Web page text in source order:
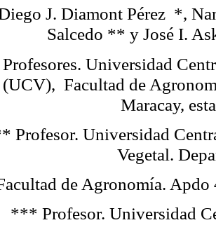
J. Diamont Pérez *,
Salcedo ** y José I.
Universidad
(UCV), Facultad de
Maracay,
Profesor. Universidad
Vegetal.
de Agronomía. Apdo
*** Profesor. Universidad